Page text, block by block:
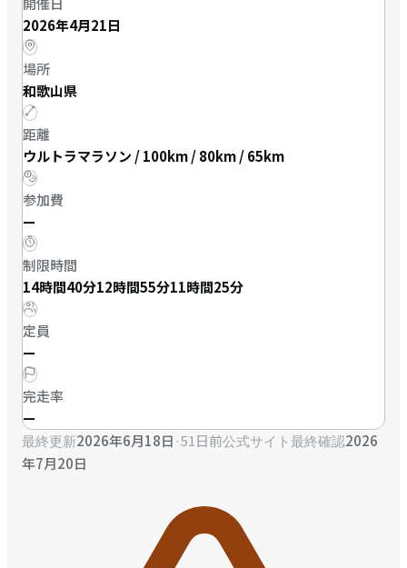
2026年4月21日
場所
和歌山県
距離
ウルトラマラソン / 100km / 80km / 65km
参加費
—
制限時間
14時間40分12時間55分11時間25分
定員
—
完走率
—
最終更新2026年6月18日 ·51日前公式サイト最終確認2026
年7月20日